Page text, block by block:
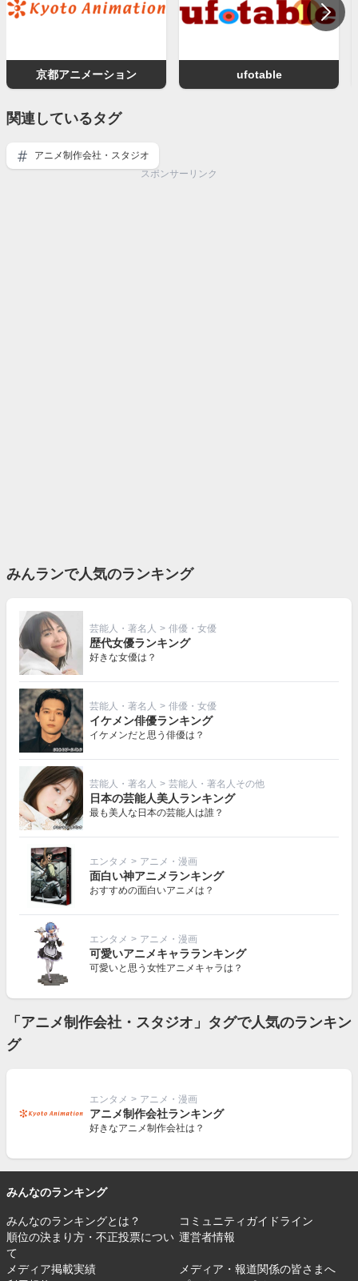
京都アニメーション ufotable
関連しているタグ
アニメ制作会社・スタジオ
スポンサーリンク
みんランで人気のランキング
芸能人・著名人 > 俳優・女優
歴代女優ランキング
好きな女優は？
芸能人・著名人 > 俳優・女優
イケメン俳優ランキング
イケメンだと思う俳優は？
芸能人・著名人 > 芸能人・著名人その他
日本の芸能人美人ランキング
最も美人な日本の芸能人は誰？
エンタメ > アニメ・漫画
面白い神アニメランキング
おすすめの面白いアニメは？
エンタメ > アニメ・漫画
可愛いアニメキャラランキング
可愛いと思う女性アニメキャラは？
「アニメ制作会社・スタジオ」タグで人気のランキン
グ
エンタメ > アニメ・漫画
アニメ制作会社ランキング
好きなアニメ制作会社は？
みんなのランキング
みんなのランキングとは？
コミュニティガイドライン
順位の決まり方・不正投票につい
て
運営者情報
メディア掲載実績
メディア・報道関係の皆さまへ